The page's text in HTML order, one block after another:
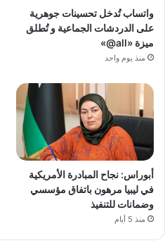
واتساب تُدخل تحسينات جوهرية
على الدردشات الجماعية و تُطلق
ميزة «all@»
منذ يوم واحد
أبوراس: نجاح المبادرة الأمريكية
في ليبيا مرهون باتفاق مؤسسي
وضمانات للتنفيذ
منذ 5 أيام